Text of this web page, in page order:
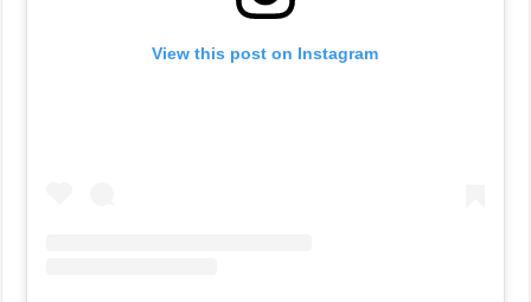
View this post on Instagram